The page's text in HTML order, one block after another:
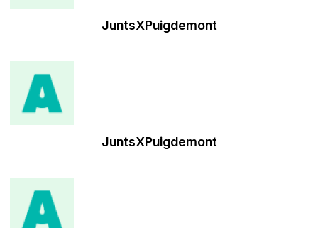
JuntsXPuigdemont
JuntsXPuigdemont